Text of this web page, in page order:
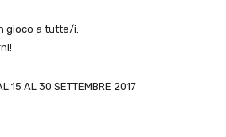
gioco a tutte/i.
15 AL 30 SETTEMBRE 2017